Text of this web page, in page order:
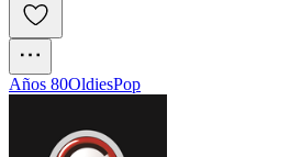
Años 80OldiesPop